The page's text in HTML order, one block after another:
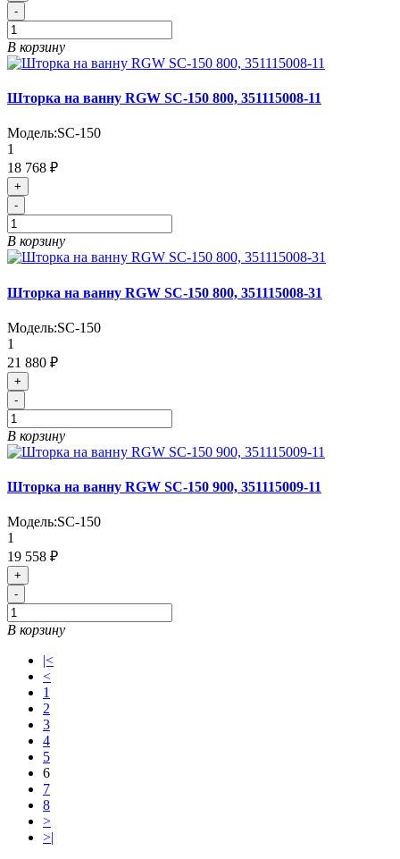
-
В корзину
Шторка на ванну RGW SC-150 800, 351115008-11
Модель:SC-150
1
18 768 ₽
+
-
В корзину
Шторка на ванну RGW SC-150 800, 351115008-31
Модель:SC-150
1
21 880 ₽
+
-
В корзину
Шторка на ванну RGW SC-150 900, 351115009-11
Модель:SC-150
1
19 558 ₽
+
-
В корзину
|<
<
1
2
3
4
5
6
7
8
>
>|